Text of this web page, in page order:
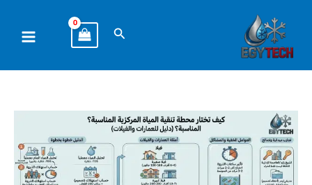
المحتوى
البحث